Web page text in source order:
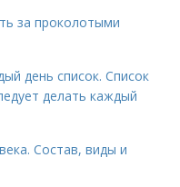
за проколотыми
день список. Список
делать каждый
Состав, виды и